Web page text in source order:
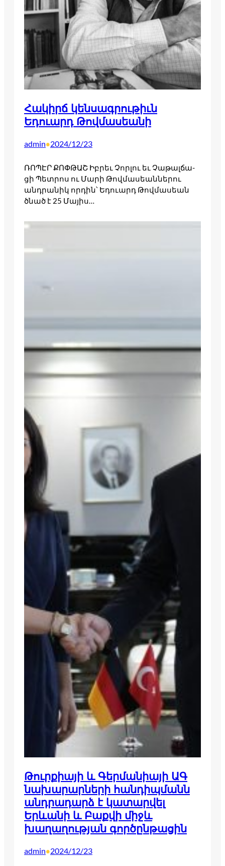
Հակիրճ կենսագրութիւն
Եդուարդ Թովմասեանի
admin•2024/12/23
ՌՈՊԷՐ ՔՈՓԹԱՇ Իբրեւ Չոր­լու եւ Չա­թալ­ճա­
ցի Պետ­րոս ու Մա­րի Թով­մա­սեան­նե­րու
անդրա­նիկ որ­դին՝ Եդո­ւարդ Թով­մա­սեան
ծնած է 25 Մա­յիս…
Թուրքիայի և Գերմանիայի ԱԳ
նախարարների հանդիպմանն
անդրադարձ է կատարվել
Երևանի և Բաքվի միջև
խաղաղության գործընթացին
admin•2024/12/23